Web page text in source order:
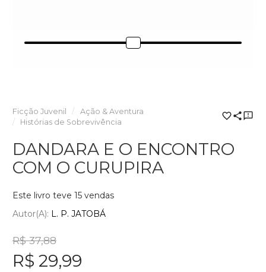
Ficção Juvenil
Ação & Aventura
Histórias de Sobrevivência
DANDARA E O ENCONTRO
COM O CURUPIRA
Este livro teve 15 vendas
Autor(a): L. P. JATOBÁ
R$ 37,88
R$ 29,99